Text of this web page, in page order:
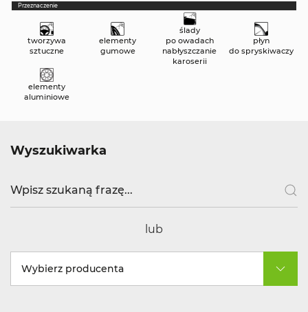
Przeznaczenie
tworzywa
sztuczne
elementy
gumowe
ślady
po owadach
nabłyszczanie
karoserii
płyn
do spryskiwaczy
elementy
aluminiowe
Wyszukiwarka
lub
Wybierz producenta